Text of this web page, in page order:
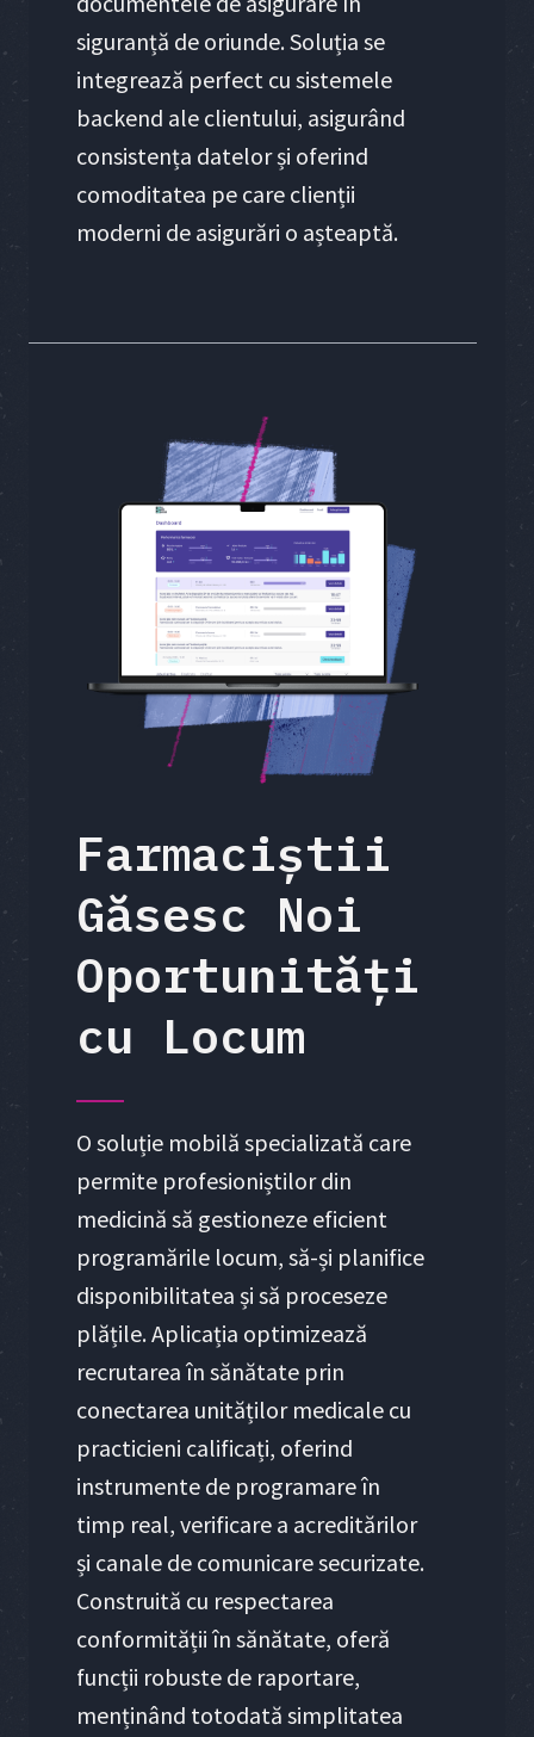
siguranță de oriunde. Soluția se
integrează perfect cu sistemele
backend ale clientului, asigurând
consistența datelor și oferind
comoditatea pe care clienții
moderni de asigurări o așteaptă.
Farmaciștii
Găsesc Noi
Oportunități
cu Locum
O soluție mobilă specializată care
permite profesioniștilor din
medicină să gestioneze eficient
programările locum, să-și planifice
disponibilitatea și să proceseze
plățile. Aplicația optimizează
recrutarea în sănătate prin
conectarea unităților medicale cu
practicieni calificați, oferind
instrumente de programare în
timp real, verificare a acreditărilor
și canale de comunicare securizate.
Construită cu respectarea
conformității în sănătate, oferă
funcții robuste de raportare,
menținând totodată simplitatea